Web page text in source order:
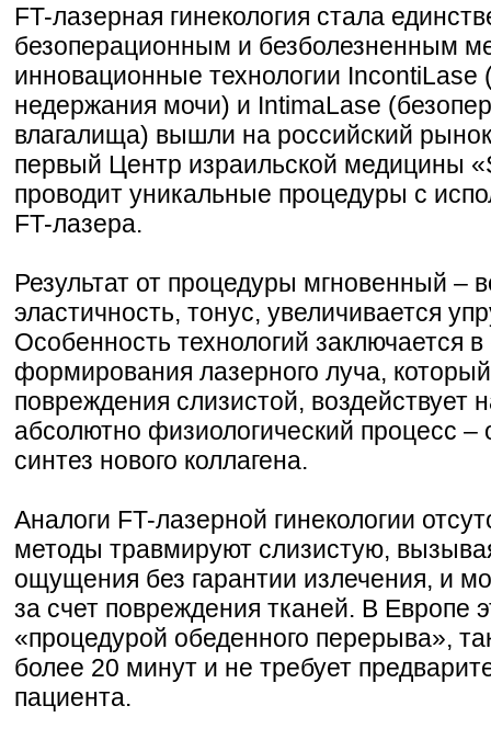
FT-лазерная гинекология стала
безоперационным и безболезненным
инновационные технологии IncontiLase
недержания мочи) и IntimaLase
влагалища) вышли на российский
первый Центр израильской медицины
проводит уникальные процедуры с
FT-лазера.
Результат от процедуры мгновенный –
эластичность, тонус, увеличивается
Особенность технологий заключается
формирования лазерного луча,
повреждения слизистой, воздействует
абсолютно физиологический процесс –
синтез нового коллагена.
Аналоги FT-лазерной гинекологии
методы травмируют слизистую,
ощущения без гарантии излечения, и
за счет повреждения тканей. В Европе
«процедурой обеденного перерыва»,
более 20 минут и не требует
пациента.